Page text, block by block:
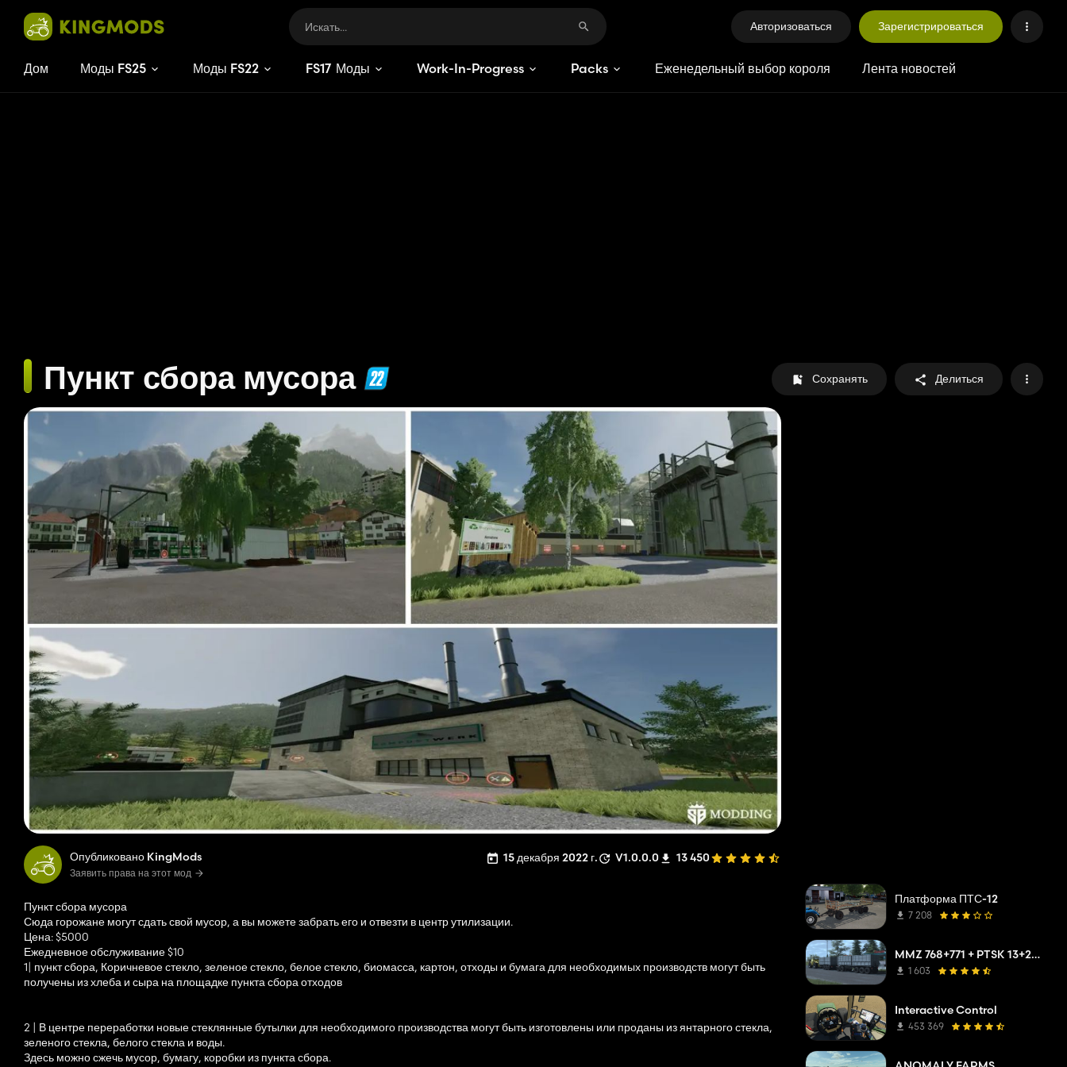
Авторизоваться Зарегистрироваться
Дом Моды FS25 Моды FS22 FS17 Моды Work-In-Progress Packs Еженедельный выбор короля Лента новостей
Пункт сбора мусора Сохранять Делиться
Опубликовано KingMods
Заявить права на этот мод
15 декабря 2022 г. V1.0.0.0 13 450
Пункт сбора мусора
Сюда горожане могут сдать свой мусор, а вы можете забрать его и отвезти в центр утилизации.
Цена: $5000
Ежедневное обслуживание $10
1| пункт сбора, Коричневое стекло, зеленое стекло, белое стекло, биомасса, картон, отходы и бумага для необходимых производств могут быть
получены из хлеба и сыра на площадке пункта сбора отходов
2 | В центре переработки новые стеклянные бутылки для необходимого производства могут быть изготовлены или проданы из янтарного стекла,
зеленого стекла, белого стекла и воды.
Здесь можно сжечь мусор, бумагу, коробки из пункта сбора.
Платформа ПТС-12
7 208
MMZ 768+771 + PTSK 13+20 Pack
1 603
Interactive Control
453 369